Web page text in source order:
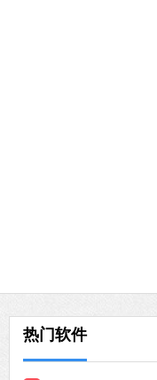
热门软件